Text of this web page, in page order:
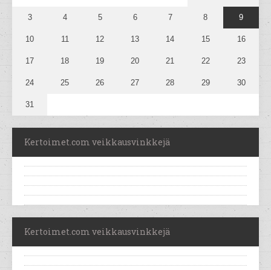
3 4 5 6 7 8 9
10 11 12 13 14 15 16
17 18 19 20 21 22 23
24 25 26 27 28 29 30
31
Kertoimet.com veikkausvinkkejä
Kertoimet.com veikkausvinkkejä